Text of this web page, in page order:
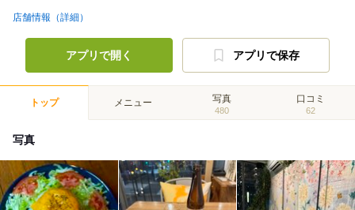
店舗情報（詳細）
アプリで開く アプリで保存
トップ メニュー 写真
480
口コミ
62
写真